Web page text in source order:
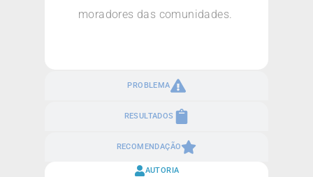
PROBLEMA
RESULTADOS
RECOMENDAÇÃO
moradores das comunidades.
AUTORIA